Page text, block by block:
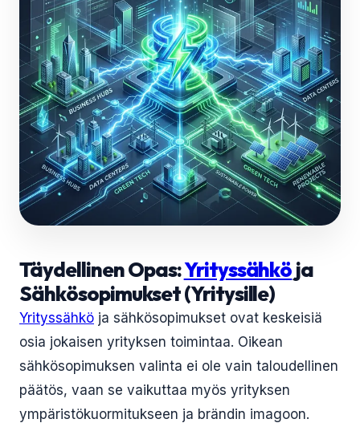
Täydellinen Opas:Yrityssähköja
Sähkösopimukset (Yritysille)
Yrityssähkö ja sähkösopimukset ovat keskeisiä
osia jokaisen yrityksen toimintaa. Oikean
sähkösopimuksen valinta ei ole vain taloudellinen
päätös, vaan se vaikuttaa myös yrityksen
ympäristökuormitukseen ja brändin imagoon.